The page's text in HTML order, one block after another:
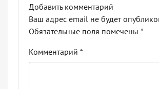
Добавить комментарий
Ваш адрес email не будет
Обязательные поля помечены *
Комментарий *